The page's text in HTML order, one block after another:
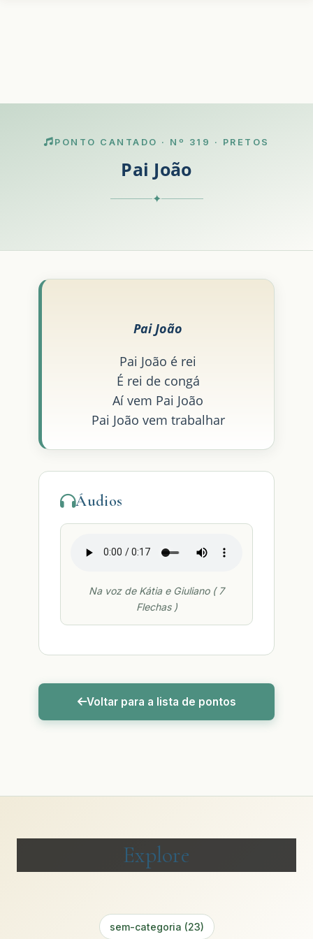
PONTO CANTADO · Nº 319 · PRETOS
Pai João
✦
Pai João
Pai João é rei
É rei de congá
Aí vem Pai João
Pai João vem trabalhar
Áudios
Na voz de Kátia e Giuliano ( 7
Flechas )
Voltar para a lista de pontos
Explore
sem-categoria (23)